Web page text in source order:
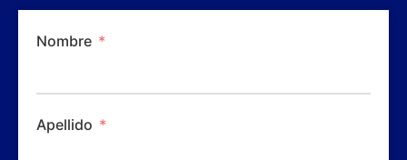
Nombre
Apellido